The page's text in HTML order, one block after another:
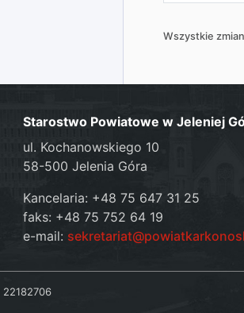
Wszystkie
Starostwo Powiatowe w Jeleniej
ul. Kochanowskiego 10
58-500 Jelenia Góra
Kancelaria: +48 75 647 31 25
faks: +48 75 752 64 19
e-mail:
22182706